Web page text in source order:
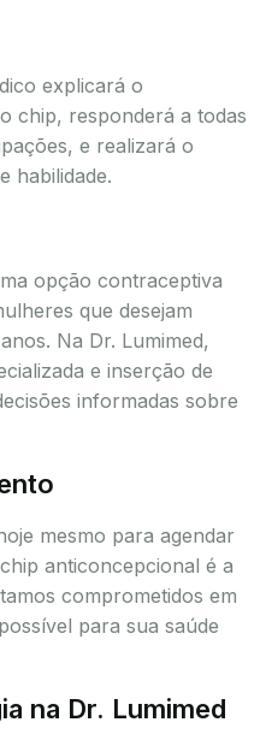
explicará o
chip, responderá a todas
e realizará o
habilidade.
opção contraceptiva
que desejam
Na Dr. Lumimed,
e inserção de
informadas sobre
mesmo para agendar
anticoncepcional é a
comprometidos em
para sua saúde
na Dr. Lumimed